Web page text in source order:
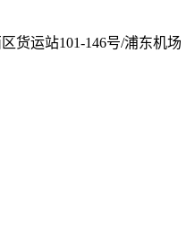
货运站101-146号/浦东机场